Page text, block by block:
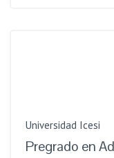
Universidad Icesi
Pregrado en